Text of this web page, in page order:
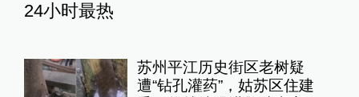
24小时最热
苏州平江历史街区老树疑
遭“钻孔灌药”，姑苏区住建